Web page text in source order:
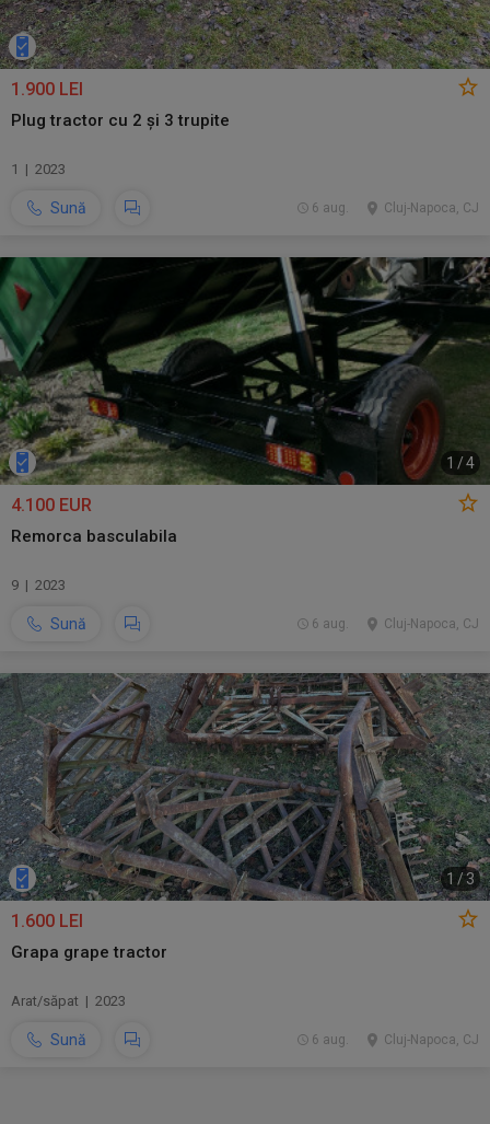
1.900 LEI
Plug tractor cu 2 și 3 trupite
1 | 2023
Sună Cluj-Napoca, CJ
6 aug.
1 /4
4.100 EUR
Remorca basculabila
9 | 2023
Sună Cluj-Napoca, CJ
6 aug.
1 /3
1.600 LEI
Grapa grape tractor
Arat/săpat | 2023
Sună Cluj-Napoca, CJ
6 aug.